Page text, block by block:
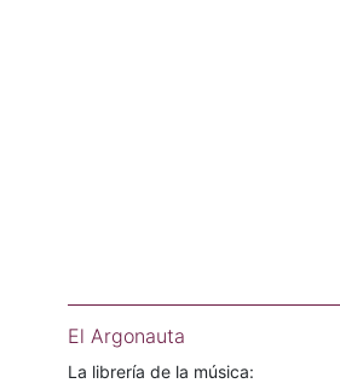
El Argonauta
La librería de la música: